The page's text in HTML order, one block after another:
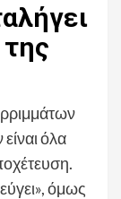
όλα
όμως